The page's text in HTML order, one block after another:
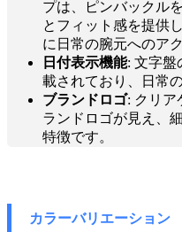
プは、ピンバックル
とフィット感を提供
に日常の腕元へのア
日付表示機能: 文字盤
載されており、日常
ブランドロゴ: クリア
ランドロゴが見え、
特徴です。
カラーバリエーション